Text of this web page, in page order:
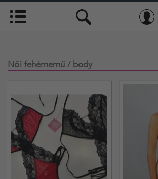
Női fehérnemű / body